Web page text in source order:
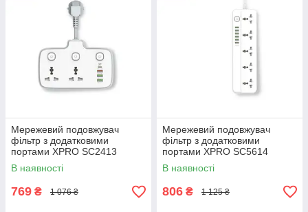
Мережевий подовжувач
фільтр з додатковими
портами XPRO SC2413
(34396-01)
В наявності
769 ₴ 1 076 ₴
Мережевий подовжувач
фільтр з додатковими
портами XPRO SC5614
(34392-01)
В наявності
806 ₴ 1 125 ₴